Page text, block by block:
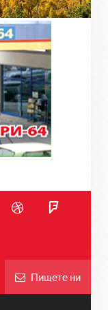
Пишете ни